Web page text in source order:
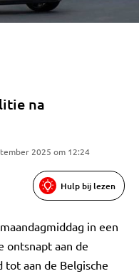
na
2025 om 12:24
Hulp bij lezen
in een
ontsnapt aan de
aan de Belgische